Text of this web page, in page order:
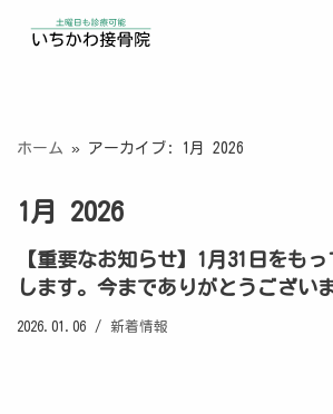
ン
へ
ス
キ
ッ
ホーム » アーカイブ: 1月 2026
1月 2026
【重要なお知らせ】1月31日をも
します。今までありがとうござい
2026.01.06 新着情報